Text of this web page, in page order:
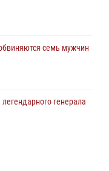
семь мужчин
генерала
участников